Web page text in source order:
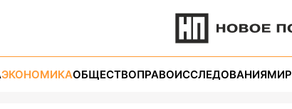
ЭКОНОМИКАОБЩЕСТВОПРАВОИССЛЕДОВАНИЯМИР